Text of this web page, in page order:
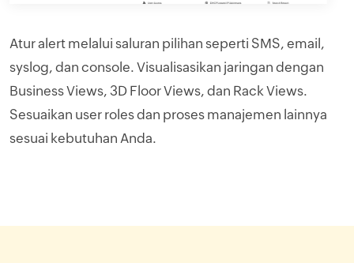
Atur alert melalui saluran pilihan seperti SMS, email,
syslog, dan console. Visualisasikan jaringan dengan
Business Views, 3D Floor Views, dan Rack Views.
Sesuaikan user roles dan proses manajemen lainnya
sesuai kebutuhan Anda.